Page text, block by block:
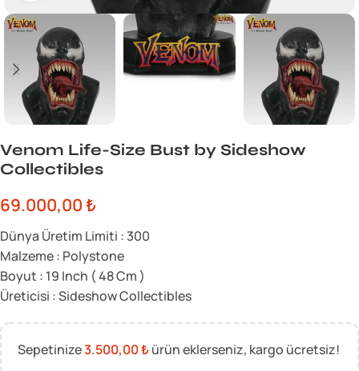
Venom Life-Size Bust by Sideshow
Collectibles
69.000,00₺
Dünya Üretim Limiti : 300
Malzeme : Polystone
Boyut : 19 Inch ( 48 Cm )
Üreticisi : Sideshow Collectibles
Sepetinize3.500,00₺ürün eklerseniz, kargo ücretsiz!